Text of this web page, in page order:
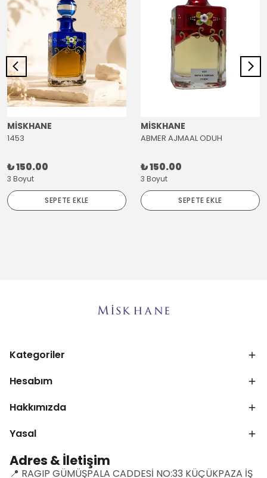
MİSKHANE
1453
₺ 150.00
3 Boyut
SEPETE EKLE
MİSKHANE
ABMER AJMAAL ODUH
₺ 150.00
3 Boyut
SEPETE EKLE
Kategoriler
Hesabım
Hakkımızda
Yasal
Adres & İletişim
📍 RAGIP GÜMÜŞPALA CADDESİ NO:33 KÜÇÜKPAZA İŞ